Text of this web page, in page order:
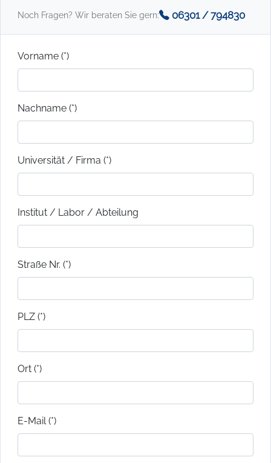
Noch Fragen? Wir beraten Sie gern: 06301 / 794830
Vorname (*)
Nachname (*)
Universität / Firma (*)
Institut / Labor / Abteilung
Straße Nr. (*)
PLZ (*)
Ort (*)
E-Mail (*)